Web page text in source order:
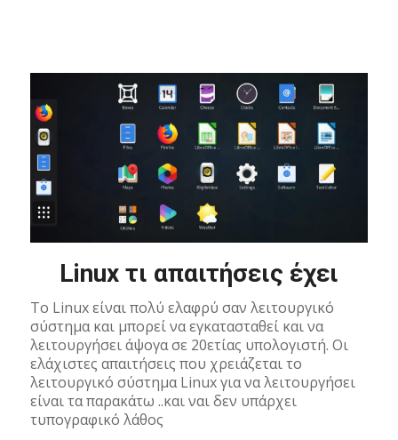
Linux τι απαιτήσεις έχει
Το Linux είναι πολύ ελαφρύ σαν λειτουργικό
σύστημα και μπορεί να εγκατασταθεί και να
λειτουργήσει άψογα σε 20ετίας υπολογιστή. Οι
ελάχιστες απαιτήσεις που χρειάζεται το
λειτουργικό σύστημα Linux για να λειτουργήσει
είναι τα παρακάτω ..και ναι δεν υπάρχει
τυπογραφικό λάθος